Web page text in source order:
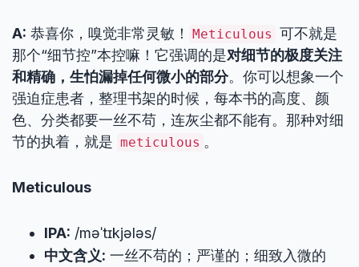
A: 恭喜你，嗅觉非常灵敏！ Meticulous 可不就是
那个“细节控”本控嘛！它强调的是对细节的极度关注
和精确，生怕漏掉任何微小的部分。你可以想象一个
强迫症患者，整理书架的时候，每本书的高度、颜
色、分类都要一丝不苟，连灰尘都不能有。那种对细
节的执着，就是 meticulous 。
Meticulous
IPA: /məˈtɪkjələs/
中文含义: 一丝不苟的；严谨的；细致入微的